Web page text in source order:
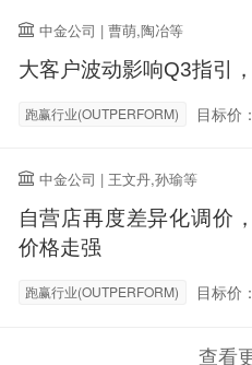
中金公司 | 曹萌,陶冶等
大客户波动影响Q3指引
跑赢行业(OUTPERFORM) 目标价
中金公司 | 王文丹,孙瑜等
自营店再度差异化调价
价格走强
跑赢行业(OUTPERFORM) 目标价
查看